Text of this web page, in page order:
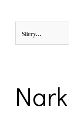
Siirry...